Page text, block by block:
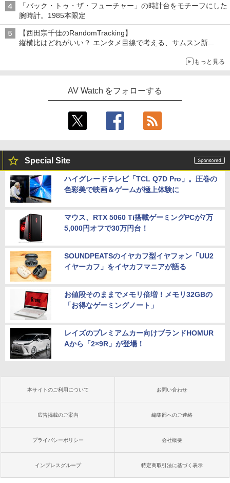
「バック・トゥ・ザ・フューチャー」の時計台をモチーフにした
腕時計。1985本限定
【西田宗千佳のRandomTracking】
縦横比はどれがいい？ エンタメ目線で考える、サムスン新
もっと見る
AV Watch をフォローする
Special Site
ハイグレードテレビ「TCL Q7D Pro」。圧巻の
色彩美で映画＆ゲームが極上体験に
マウス、RTX 5060 Ti搭載ゲーミングPCが7万
5,000円オフで30万円台！
SOUNDPEATSのイヤカフ型イヤフォン「UU2
イヤーカフ」をイヤカフマニアが語る
お値段そのままでメモリ倍増！メモリ32GBの
「お得なゲーミングノート」
レイズのプレミアムカー向けブランドHOMUR
Aから「2×9R」が登場！
本サイトのご利用について お問い合わせ
広告掲載のご案内 編集部へのご連絡
プライバシーポリシー 会社概要
インプレスグループ 特定商取引法に基づく表示